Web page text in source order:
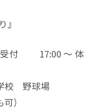
』
受付 17:00 ～ 体
校 野球場
）